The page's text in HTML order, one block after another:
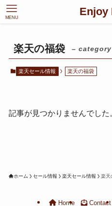
Enjoy
MENU
楽天の福袋 –
楽天セール情報 楽天の福袋
記事が見つかりませんでした
ホーム セール情報 楽天セール情報 楽天
Home Contact